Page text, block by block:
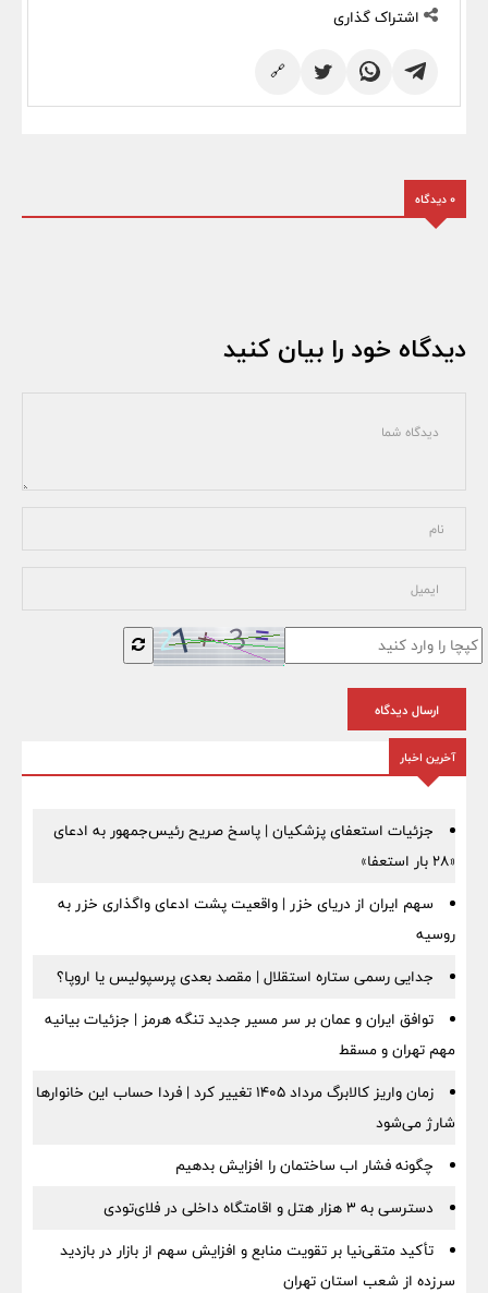
اشتراک گذاری
🔗
0 دیدگاه
دیدگاه خود را بیان کنید
ارسال دیدگاه
آخرین اخبار
جزئیات استعفای پزشکیان | پاسخ صریح رئیس‌جمهور به ادعای
«۲۸ بار استعفا»
سهم ایران از دریای خزر | واقعیت پشت ادعای واگذاری خزر به
روسیه
جدایی رسمی ستاره استقلال | مقصد بعدی پرسپولیس یا اروپا؟
توافق ایران و عمان بر سر مسیر جدید تنگه هرمز | جزئیات بیانیه
مهم تهران و مسقط
زمان واریز کالابرگ مرداد ۱۴۰۵ تغییر کرد | فردا حساب این خانوارها
شارژ می‌شود
چگونه فشار اب ساختمان را افزایش بدهیم
دسترسی به ۳ هزار هتل و اقامتگاه داخلی در فلای‌تودی
تأکید متقی‌نیا بر تقویت منابع و افزایش سهم از بازار در بازدید
سرزده از شعب استان تهران